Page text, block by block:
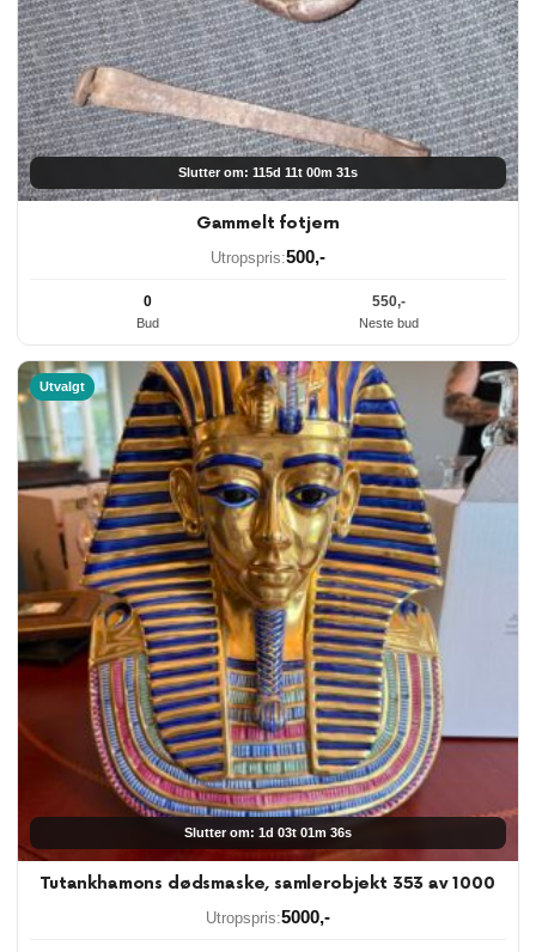
Slutter om: 115d 11t 00m 30s
Gammelt fotjern
Utropspris:500,-
0
Bud
550,-
Neste bud
Utvalgt
Slutter om: 1d 03t 01m 35s
Tutankhamons dødsmaske, samlerobjekt 353 av 1000
Utropspris:5000,-